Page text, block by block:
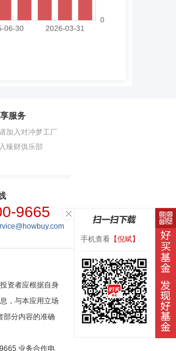
手机查看 【倪斌】
服务
加入对冲梦工厂
臻财俱乐部
9665
资者应根据自身
，与本应用立场
部分内容的准确
业务合作电